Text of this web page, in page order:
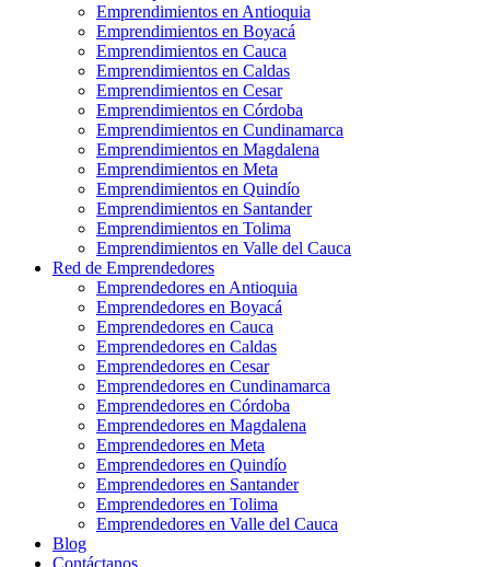
Emprendimientos en Antioquia
Emprendimientos en Boyacá
Emprendimientos en Cauca
Emprendimientos en Caldas
Emprendimientos en Cesar
Emprendimientos en Córdoba
Emprendimientos en Cundinamarca
Emprendimientos en Magdalena
Emprendimientos en Meta
Emprendimientos en Quindío
Emprendimientos en Santander
Emprendimientos en Tolima
Emprendimientos en Valle del Cauca
Red de Emprendedores
Emprendedores en Antioquia
Emprendedores en Boyacá
Emprendedores en Cauca
Emprendedores en Caldas
Emprendedores en Cesar
Emprendedores en Cundinamarca
Emprendedores en Córdoba
Emprendedores en Magdalena
Emprendedores en Meta
Emprendedores en Quindío
Emprendedores en Santander
Emprendedores en Tolima
Emprendedores en Valle del Cauca
Blog